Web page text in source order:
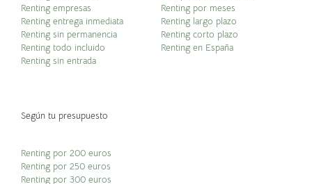
Renting empresas
Renting entrega inmediata
Renting sin permanencia
Renting todo incluido
Renting sin entrada
Renting por meses
Renting largo plazo
Renting corto plazo
Renting en España
Según tu presupuesto
Renting por 200 euros
Renting por 250 euros
Renting por 300 euros